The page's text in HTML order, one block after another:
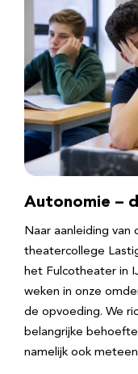
Autonomie –
Naar aanleiding van
theatercollege
het Fulcotheater in
weken in onze
de opvoeding. We
belangrijke
namelijk ook